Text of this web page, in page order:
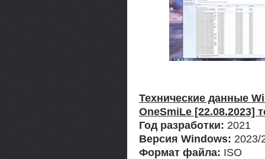
Технические данные
OneSmiLe [22.08.2023]
Год разработки: 2021
Версия Windows: 2023/
Формат файла: ISO